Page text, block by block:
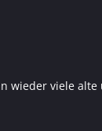
wieder viele alte